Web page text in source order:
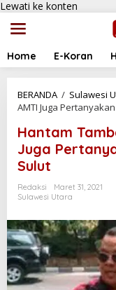
Lewati ke konten
Home E-Koran
BERANDA / Sulawesi
AMTI Juga
Hantam
Juga
Sulut
Redaksi
Maret 31, 2021
Sulawesi Utara